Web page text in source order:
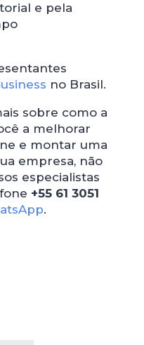
e pela
no Brasil.
sobre como a
a melhorar
e montar uma
empresa, não
especialistas
+55 61 3051
.